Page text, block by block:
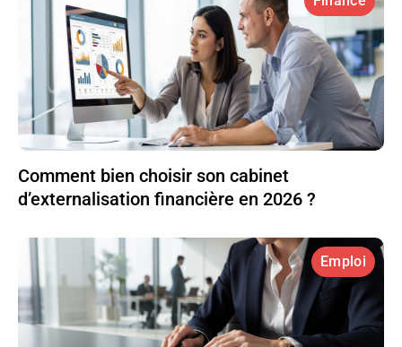
Comment bien choisir son cabinet
d’externalisation financière en 2026 ?
Emploi